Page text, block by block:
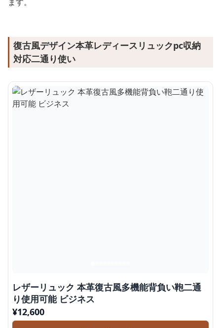
復古風デザイン本革レディースリュックpc収納
対応二通り使い
レザーリュック 本革復古風多機能背負い鞄二通
り使用可能 ビジネス
¥12,600